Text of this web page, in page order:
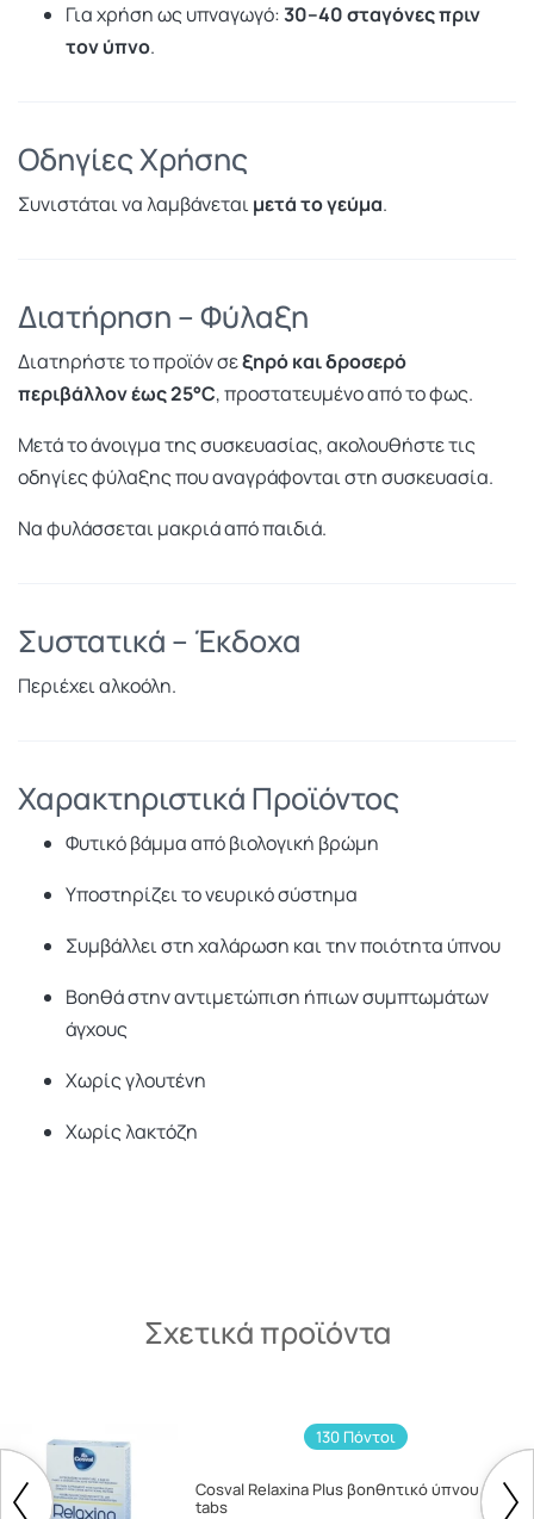
Για χρήση ως υπναγωγό:30–40 σταγόνες πριν
τον ύπνο.
Οδηγίες Χρήσης
Συνιστάται να λαμβάνεται μετά το γεύμα.
Διατήρηση – Φύλαξη
Διατηρήστε το προϊόν σεξηρό και δροσερό
περιβάλλον έως 25°C, προστατευμένο από το φως.
Μετά το άνοιγμα της συσκευασίας, ακολουθήστε τις
οδηγίες φύλαξης που αναγράφονται στη συσκευασία.
Να φυλάσσεται μακριά από παιδιά.
Συστατικά – Έκδοχα
Περιέχει αλκοόλη.
Χαρακτηριστικά Προϊόντος
Φυτικό βάμμα από βιολογική βρώμη
Υποστηρίζει το νευρικό σύστημα
Συμβάλλει στη χαλάρωση και την ποιότητα ύπνου
Βοηθά στην αντιμετώπιση ήπιων συμπτωμάτων
άγχους
Χωρίς γλουτένη
Χωρίς λακτόζη
Σχετικά προϊόντα
130 Πόντοι
Cosval Relaxina Plus βοηθητικό ύπνου 20
tabs